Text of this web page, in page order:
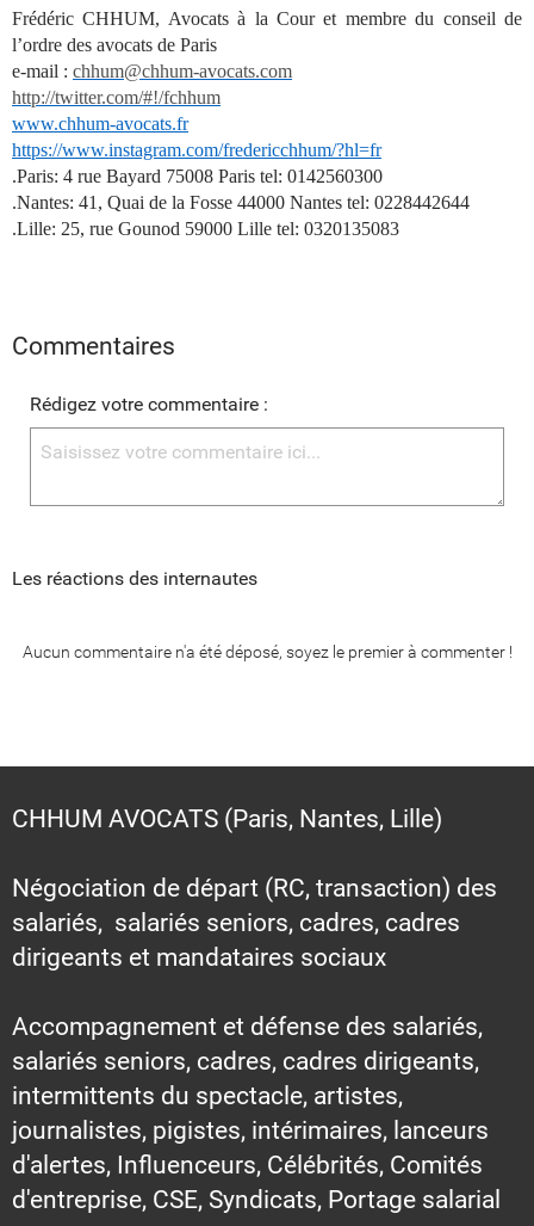
Frédéric CHHUM, Avocats à la Cour et membre du conseil de
l’ordre des avocats de Paris
e-mail : chhum@chhum-avocats.com
http://twitter.com/#!/fchhum
www.chhum-avocats.fr
https://www.instagram.com/fredericchhum/?hl=fr
.Paris: 4 rue Bayard 75008 Paris tel: 0142560300
.Nantes: 41, Quai de la Fosse 44000 Nantes tel: 0228442644
.Lille: 25, rue Gounod 59000 Lille tel: 0320135083
Commentaires
Rédigez votre commentaire :
Les réactions des internautes
Aucun commentaire n'a été déposé, soyez le premier à commenter !
CHHUM AVOCATS (Paris, Nantes, Lille)
Négociation de départ (RC, transaction) des
salariés, salariés seniors, cadres, cadres
dirigeants et mandataires sociaux
Accompagnement et défense des salariés,
salariés seniors, cadres, cadres dirigeants,
intermittents du spectacle, artistes,
journalistes, pigistes, intérimaires, lanceurs
d'alertes, Influenceurs, Célébrités, Comités
d'entreprise, CSE, Syndicats, Portage salarial